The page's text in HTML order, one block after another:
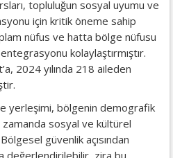
topluluğun sosyal uyumu ve
için kritik öneme sahip
nüfus ve hatta bölge nüfusu
kolaylaştırmıştır.
2024 yılında 218 aileden
yerleşimi, bölgenin demografik
zamanda sosyal ve kültürel
güvenlik açısından